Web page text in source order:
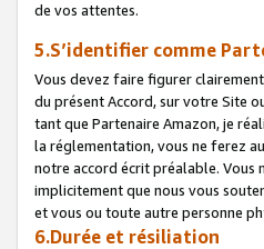
de vos attentes.
5.S’identifier comme
Vous devez faire figurer
du présent Accord, sur votre Site
tant que Partenaire Amazon, je
la réglementation, vous ne ferez
notre accord écrit préalable. Vous
implicitement que nous vous
et vous ou toute autre personne
6.Durée et résiliation